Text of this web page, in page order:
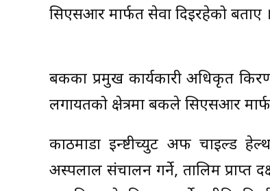
सिएसआर मार्फत सेवा दिइरहेको बताए ।
बैंकका प्रमुख कार्यकारी अधिकृत
लगायतको क्षेत्रमा बैंकले सिएसआर
काठमाडौं इन्ष्टीच्युट अफ चाइल्ड
अस्पलाल संचालन गर्ने, तालिम प्राप्त